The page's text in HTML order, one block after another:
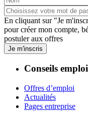
En cliquant sur "Je
pour créer mon compte,
postuler aux offres
Je m'inscris
Conseils emploi
Offres d’emploi
Actualités
Pages entreprise